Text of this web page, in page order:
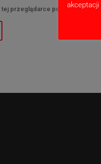
tej przeglądarce podczasakceptacji